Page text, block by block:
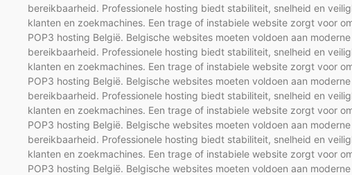
bereikbaarheid. Professionele hosting biedt stabiliteit, snelheid en
klanten en zoekmachines. Een trage of instabiele website zorgt voor
POP3 hosting België. Belgische websites moeten voldoen aan
bereikbaarheid. Professionele hosting biedt stabiliteit, snelheid en
klanten en zoekmachines. Een trage of instabiele website zorgt voor
POP3 hosting België. Belgische websites moeten voldoen aan
bereikbaarheid. Professionele hosting biedt stabiliteit, snelheid en
klanten en zoekmachines. Een trage of instabiele website zorgt voor
POP3 hosting België. Belgische websites moeten voldoen aan
bereikbaarheid. Professionele hosting biedt stabiliteit, snelheid en
klanten en zoekmachines. Een trage of instabiele website zorgt voor
POP3 hosting België. Belgische websites moeten voldoen aan